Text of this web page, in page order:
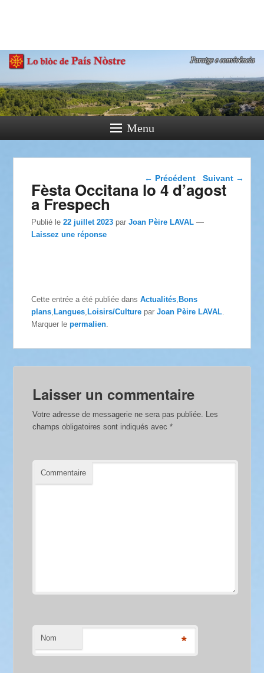
Paratge e Convivència
Menu
Navigation dans les
articles
← Précédent Suivant →
Fèsta Occitana lo 4 d’agost
a Frespech
Publié le22 juillet 2023 parJoan Pèire LAVAL —
Laissez une réponse
Cette entrée a été publiée dansActualités ,Bons
plans ,Langues ,Loisirs/Culture parJoan Pèire LAVAL
Marquer lepermalien
Laisser un commentaire
Votre adresse de messagerie ne sera pas publiée. Les
champs obligatoires sont indiqués avec*
Commentaire
Nom *